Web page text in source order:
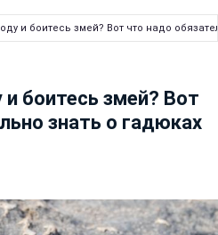
и боитесь змей? Вот что надо
боитесь змей? Вот
знать о гадюках